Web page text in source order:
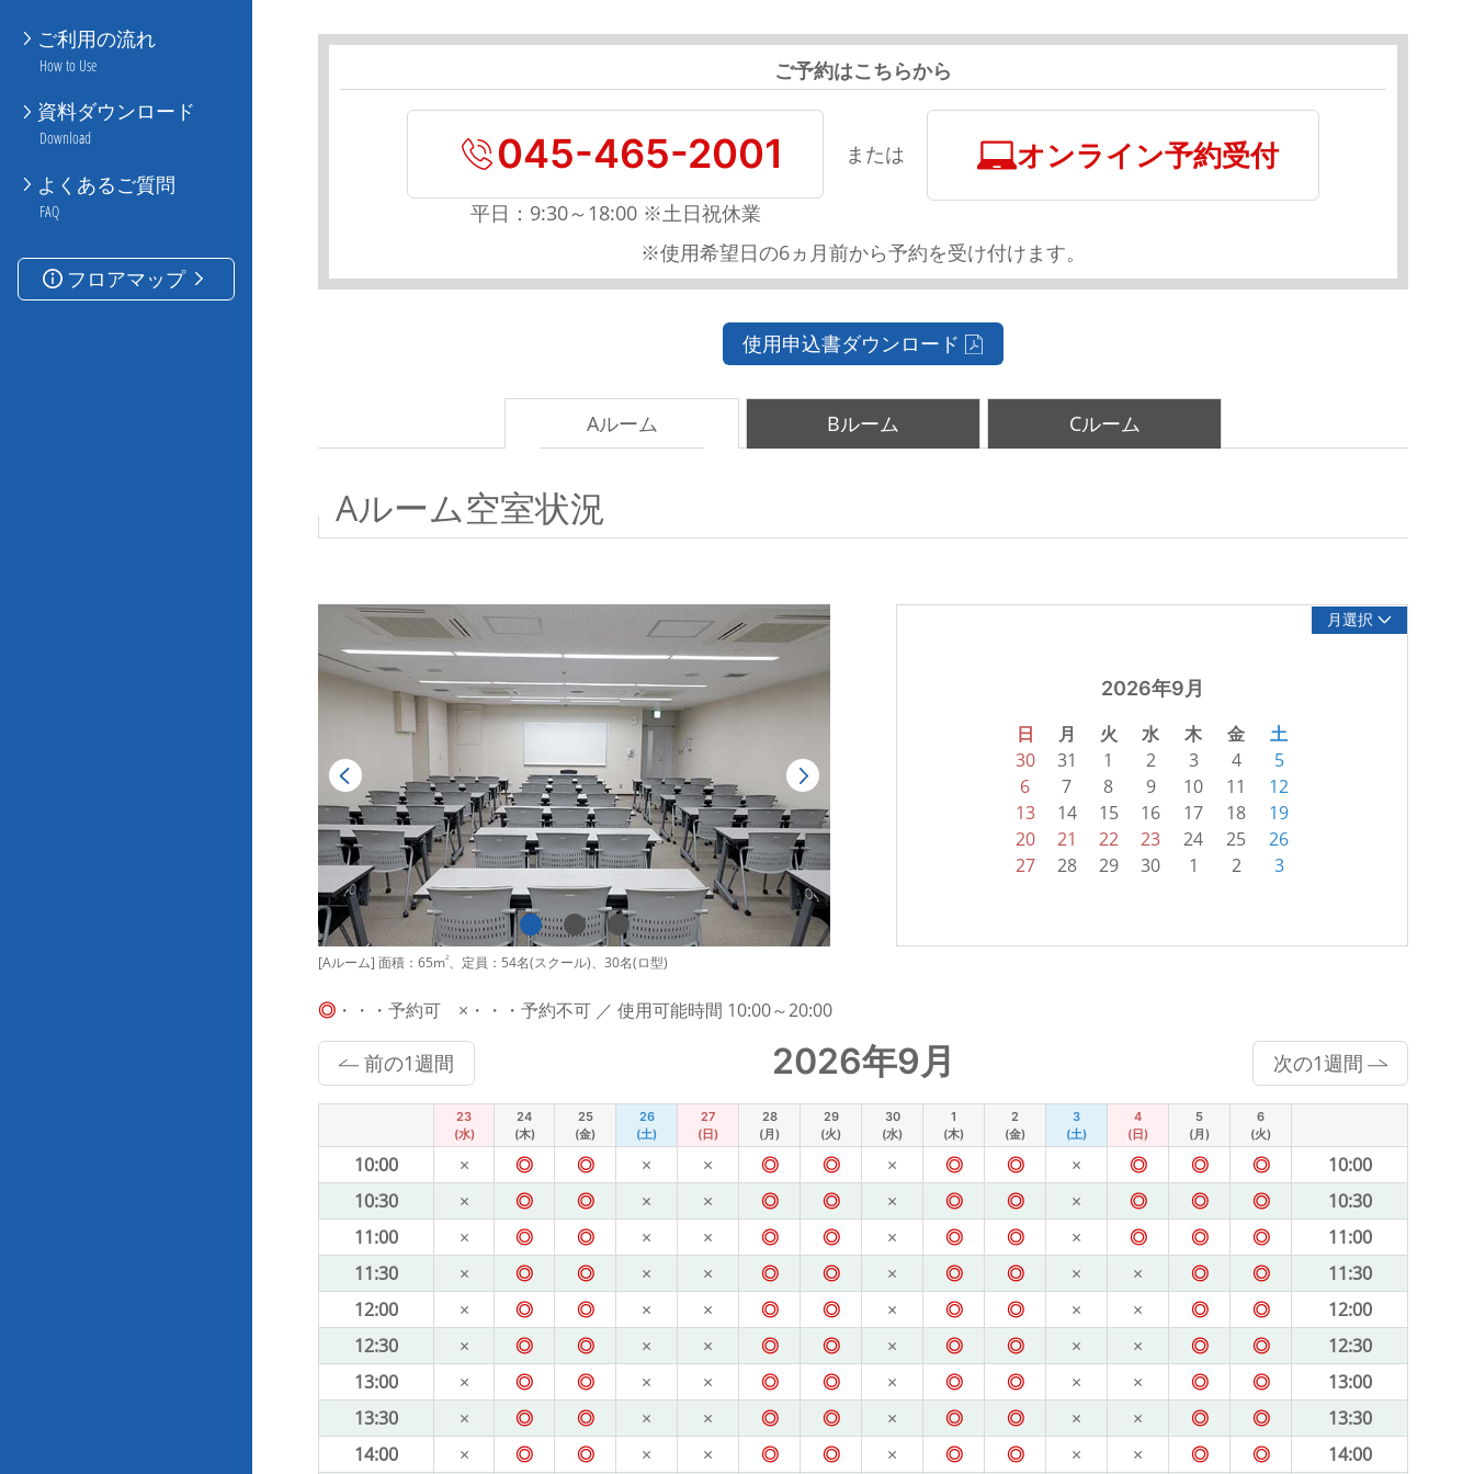
ご利用の流れ
How to Use
資料ダウンロード
Download
よくあるご質問
FAQ
フロアマップ
ご予約はこちらから
045-465-2001
平日：9:30～18:00 ※土日祝休業
または オンライン予約受付
※使用希望日の6ヵ月前から予約を受け付けます。
使用申込書ダウンロード
Aルーム Bルーム Cルーム
Aルーム空室状況
[Aルーム] 面積：65m2、定員：54名(スクール)、30名(ロ型)
月選択
2026年9月
日 月 火 水 木 金 土
30 31 1 2 3 4
5
6
7 8 9 10 11
12
13
14 15 16 17 18
19
20
21 22 23 24 25
26
27
28 29 30 1 2 3
◎ ・・・予約可 ×・・・予約不可 ／ 使用可能時間 10:00～20:00
2026年9月
前の1週間 次の1週間
23
(水)
24
(木)
25
(金)
26
(土)
27
(日)
28
(月)
29
(火)
30
(水)
1
(木)
2
(金)
3
(土)
4
(日)
5
(月)
6
(火)
10:00 × ◎ ◎ × × ◎ ◎ × ◎ ◎ × ◎ ◎ ◎
10:00
10:30
× ◎ ◎ × × ◎ ◎ × ◎ ◎ × ◎ ◎ ◎
10:30
11:00
× ◎ ◎ × × ◎ ◎ × ◎ ◎ × ◎ ◎ ◎
11:00
11:30
× ◎ ◎ × × ◎ ◎ × ◎ ◎ × × ◎ ◎
11:30
12:00
× ◎ ◎ × × ◎ ◎ × ◎ ◎ × × ◎ ◎
12:00
12:30
× ◎ ◎ × × ◎ ◎ × ◎ ◎ × × ◎ ◎
12:30
13:00
× ◎ ◎ × × ◎ ◎ × ◎ ◎ × × ◎ ◎
13:00
13:30
× ◎ ◎ × × ◎ ◎ × ◎ ◎ × × ◎ ◎
13:30
14:00
× ◎ ◎ × × ◎ ◎ × ◎ ◎ × × ◎ ◎ 14:00